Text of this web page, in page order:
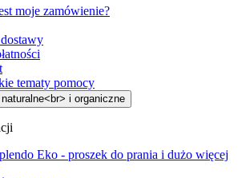
moje zamówienie?
tematy pomocy
Eko - proszek do prania i dużo więcej